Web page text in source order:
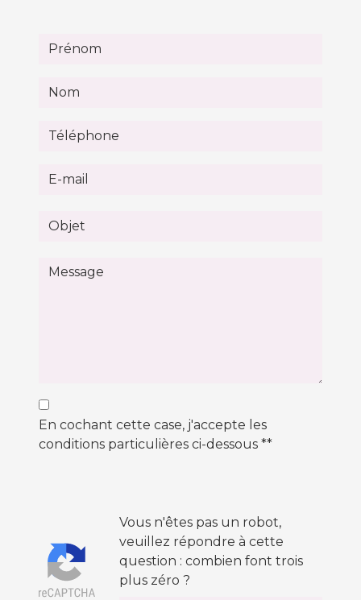
En cochant cette case, j'accepte les
conditions particulières ci-dessous **
Vous n'êtes pas un robot,
veuillez répondre à cette
question : combien font trois
plus zéro ?